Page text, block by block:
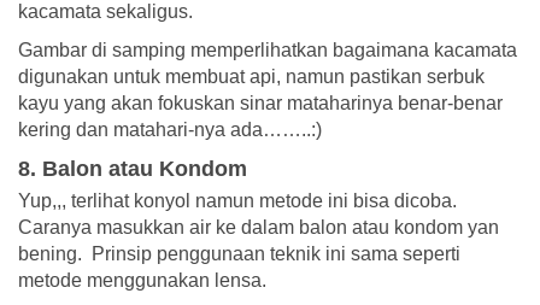
kacamata sekaligus.
Gambar di samping memperlihatkan bagaimana kacamata
digunakan untuk membuat api, namun pastikan serbuk
kayu yang akan fokuskan sinar mataharinya benar-benar
kering dan matahari-nya ada……..:)
8. Balon atau Kondom
Yup,,, terlihat konyol namun metode ini bisa dicoba.
Caranya masukkan air ke dalam balon atau kondom yan
bening. Prinsip penggunaan teknik ini sama seperti
metode menggunakan lensa.